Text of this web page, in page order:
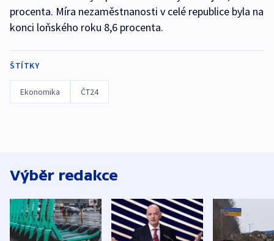
procenta. Míra nezaměstnanosti v celé republice byla na
konci loňského roku 8,6 procenta.
ŠTÍTKY
Ekonomika ČT24
Výběr redakce